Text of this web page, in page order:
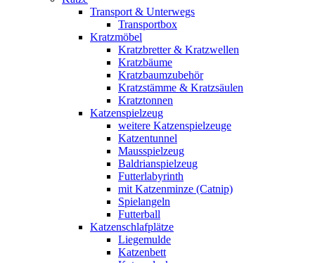
Transport & Unterwegs
Transportbox
Kratzmöbel
Kratzbretter & Kratzwellen
Kratzbäume
Kratzbaumzubehör
Kratzstämme & Kratzsäulen
Kratztonnen
Katzenspielzeug
weitere Katzenspielzeuge
Katzentunnel
Mausspielzeug
Baldrianspielzeug
Futterlabyrinth
mit Katzenminze (Catnip)
Spielangeln
Futterball
Katzenschlafplätze
Liegemulde
Katzenbett